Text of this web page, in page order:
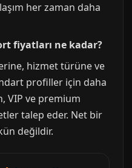
her zaman daha
fiyatları ne kadar?
hizmet türüne ve
profiller için daha
VIP ve premium
talep eder. Net bir
değildir.